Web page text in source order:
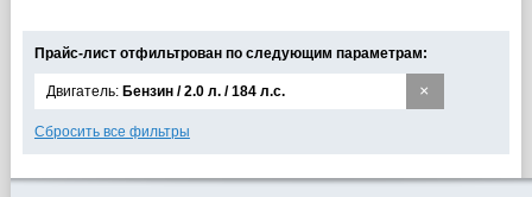
Прайс-лист отфильтрован по следующим параметрам:
×
Двигатель: Бензин / 2.0 л. / 184 л.с.
Сбросить все фильтры